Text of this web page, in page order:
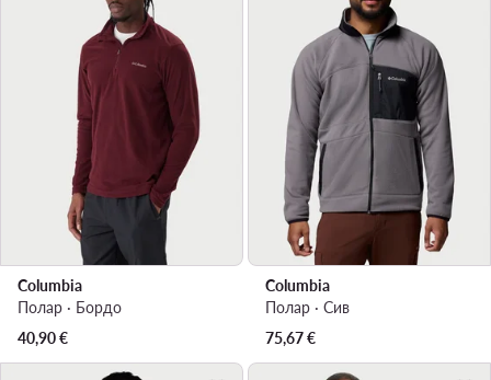
Columbia
Полар · Бордо
40,90€
Columbia
Полар · Сив
75,67€